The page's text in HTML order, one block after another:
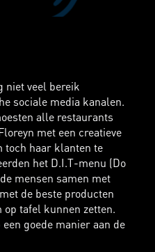
niet veel bereik
sociale media kanalen.
alle restaurants
met een creatieve
toch haar klanten te
het D.I.T-menu (Do
mensen samen met
de beste producten
tafel kunnen zetten.
goede manier aan de